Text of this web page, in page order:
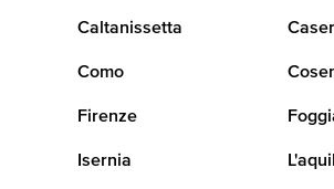
Caltanissetta
Como
Firenze
Isernia